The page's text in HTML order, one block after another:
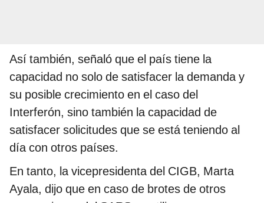
Así también, señaló que el país tiene la
capacidad no solo de satisfacer la demanda y
su posible crecimiento en el caso del
Interferón, sino también la capacidad de
satisfacer solicitudes que se está teniendo al
día con otros países.
En tanto, la vicepresidenta del CIGB, Marta
Ayala, dijo que en caso de brotes de otros